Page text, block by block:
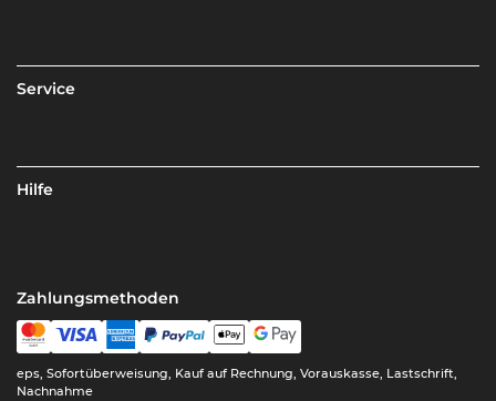
Service
Hilfe
Zahlungsmethoden
eps, Sofortüberweisung, Kauf auf Rechnung, Vorauskasse, Lastschrift,
Nachnahme